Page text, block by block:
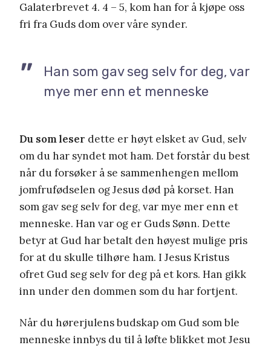
Galaterbrevet 4. 4 – 5, kom han for å kjøpe oss
fri fra Guds dom over våre synder.
Han som gav seg selv for deg, var
mye mer enn et menneske
Du som leser dette er høyt elsket av Gud, selv
om du har syndet mot ham. Det forstår du best
når du forsøker å se sammenhengen mellom
jomfrufødselen og Jesus død på korset. Han
som gav seg selv for deg, var mye mer enn et
menneske. Han var og er Guds Sønn. Dette
betyr at Gud har betalt den høyest mulige pris
for at du skulle tilhøre ham. I Jesus Kristus
ofret Gud seg selv for deg på et kors. Han gikk
inn under den dommen som du har fortjent.
Når du hørerjulens budskap om Gud som ble
menneske innbys du til å løfte blikket mot Jesu